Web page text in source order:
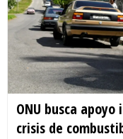
ONU busca
crisis de